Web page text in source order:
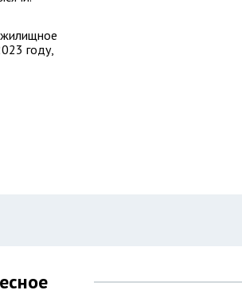
жилищное
году,